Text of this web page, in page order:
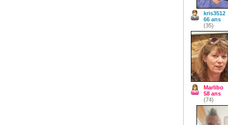
kris3512
66 ans
(35)
Marlibo
58 ans
(74)